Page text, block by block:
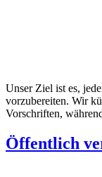
Unser Ziel ist es,
vorzubereiten. Wir
Vorschriften,
Öffentlich